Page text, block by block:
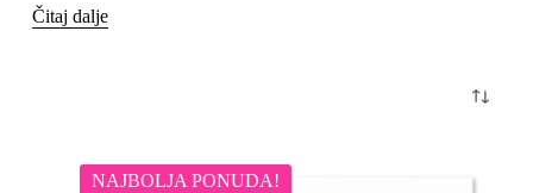
Čitaj dalje
NAJBOLJA PONUDA!